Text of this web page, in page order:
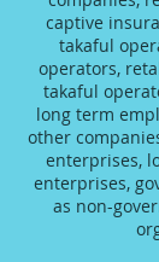
captive
takaful
operators,
takaful
long term
other
enterprises,
enterprises,
as non-